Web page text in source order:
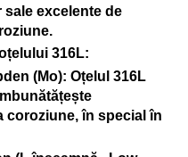
excelente de
316L:
(Mo): Oțelul 316L
coroziune, în special în